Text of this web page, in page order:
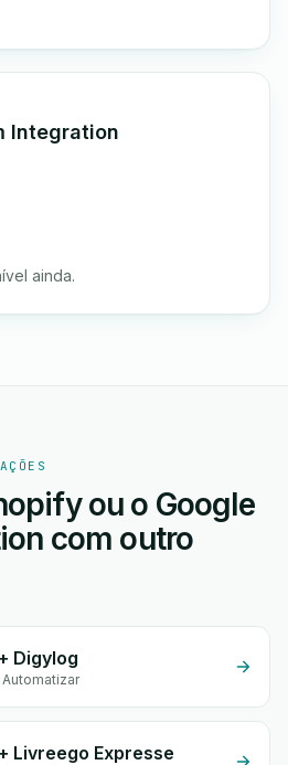
Integration
ainda.
ou o Google
com outro
Digylog
Livreego Expresse